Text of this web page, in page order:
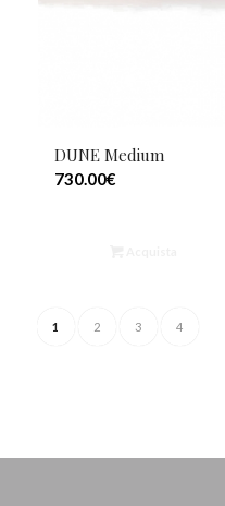
DUNE Medium
730.00€
1 2 3 4